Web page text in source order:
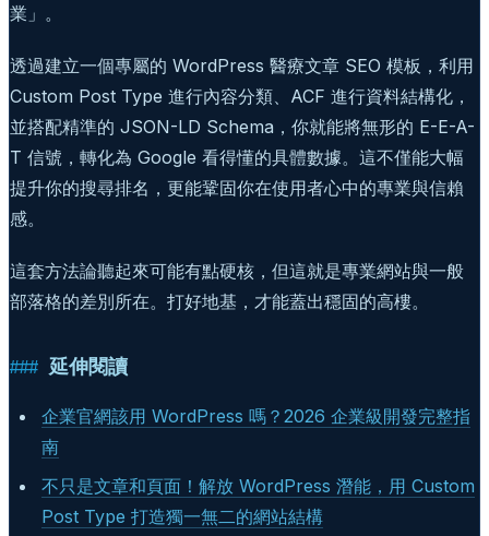
業」。
透過建立一個專屬的 WordPress 醫療文章 SEO 模板，利用
Custom Post Type 進行內容分類、ACF 進行資料結構化，
並搭配精準的 JSON-LD Schema，你就能將無形的 E-E-A-
T 信號，轉化為 Google 看得懂的具體數據。這不僅能大幅
提升你的搜尋排名，更能鞏固你在使用者心中的專業與信賴
感。
這套方法論聽起來可能有點硬核，但這就是專業網站與一般
部落格的差別所在。打好地基，才能蓋出穩固的高樓。
延伸閱讀
企業官網該用 WordPress 嗎？2026 企業級開發完整指
南
不只是文章和頁面！解放 WordPress 潛能，用 Custom
Post Type 打造獨一無二的網站結構